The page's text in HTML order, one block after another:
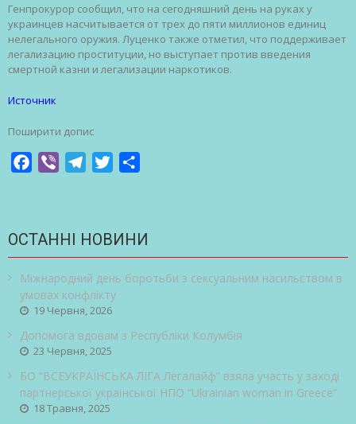
Генпрокурор сообщил, что на сегодняшний день на руках у
украинцев насчитывается от трех до пяти миллионов единиц
нелегального оружия. Луценко также отметил, что поддерживает
легализацию проституции, но выступает против введения
смертной казни и легализации наркотиков.
Источник
Поширити допис
Facebook
Viber TelegramTwitter
ОСТАННІ НОВИНИ
Міжнародний день боротьби з сексуальним насильством в
умовах конфлікту
19 Червня, 2026
Допомога вдовам з Республіки Колумбія
23 Червня, 2025
БО “ВСЕУКРАЇНСЬКА ЛІГА Легалайф” взяла участь у заході
партнерської української НПО “Ukrainian woman in Greece”
18 Травня, 2025